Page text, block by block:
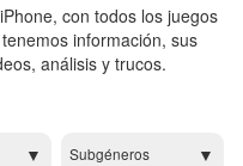
con todos los juegos
información, sus
análisis y trucos.
Subgéneros